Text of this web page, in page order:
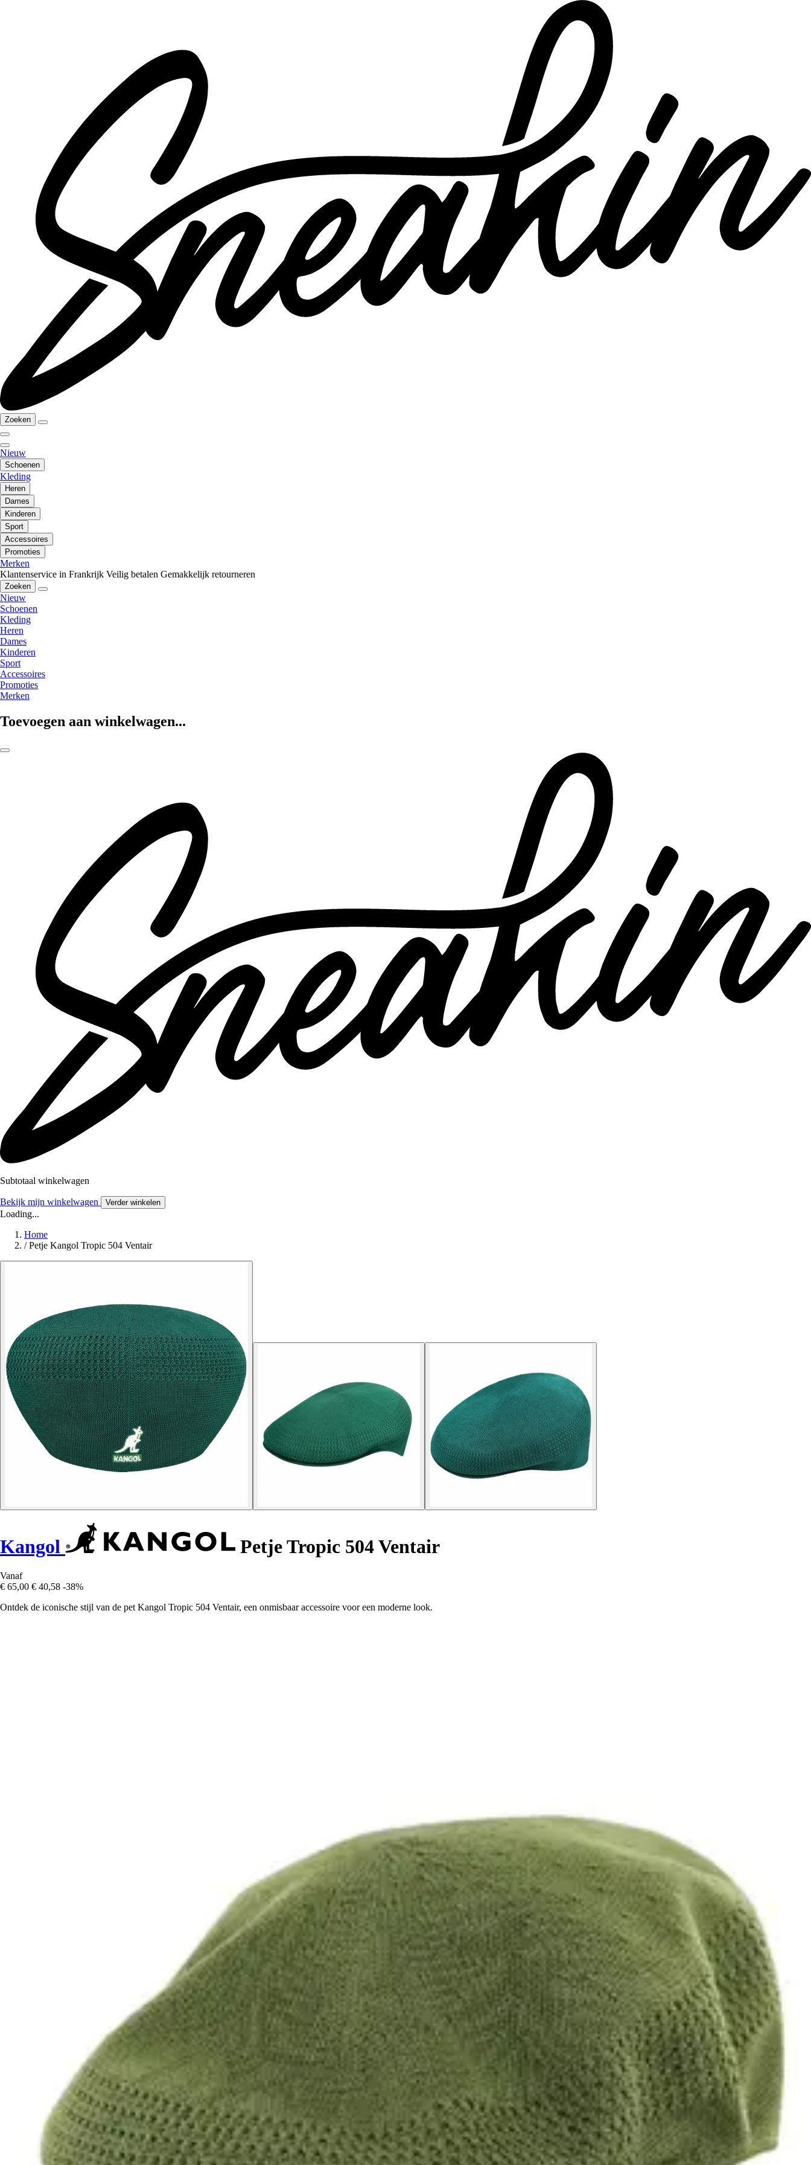
Zoeken
Nieuw
Schoenen
Kleding
Heren
Dames
Kinderen
Sport
Accessoires
Promoties
Merken
Klantenservice in Frankrijk Veilig betalen Gemakkelijk retourneren
Zoeken
Nieuw
Schoenen
Kleding
Heren
Dames
Kinderen
Sport
Accessoires
Promoties
Merken
Toevoegen aan winkelwagen...
Subtotaal winkelwagen
Bekijk mijn winkelwagen Verder winkelen
Loading...
Home
/ Petje Kangol Tropic 504 Ventair
Kangol Petje Tropic 504 Ventair
Vanaf
€ 65,00 € 40,58 -38%
Ontdek de iconische stijl van de pet Kangol Tropic 504 Ventair, een onmisbaar accessoire voor een moderne look.